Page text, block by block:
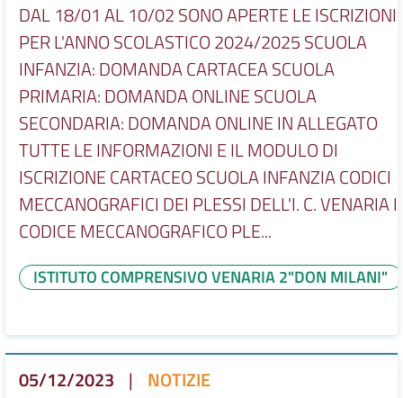
DAL 18/01 AL 10/02 SONO APERTE LE ISCRIZIONI
PER L'ANNO SCOLASTICO 2024/2025 SCUOLA
INFANZIA: DOMANDA CARTACEA SCUOLA
PRIMARIA: DOMANDA ONLINE SCUOLA
SECONDARIA: DOMANDA ONLINE IN ALLEGATO
TUTTE LE INFORMAZIONI E IL MODULO DI
ISCRIZIONE CARTACEO SCUOLA INFANZIA CODICI
MECCANOGRAFICI DEI PLESSI DELL'I. C. VENARIA II
CODICE MECCANOGRAFICO PLE...
ISTITUTO COMPRENSIVO VENARIA 2"DON MILANI"
05/12/2023 | NOTIZIE